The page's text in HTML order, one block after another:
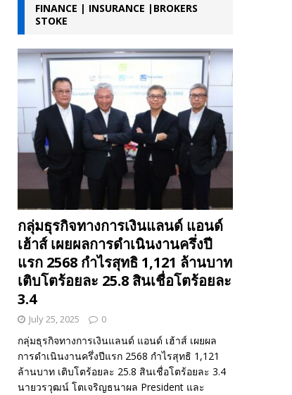
FINANCE | INSURANCE |BROKERS
STOKE
กลุ่มธุรกิจทางการเงินแลนด์ แอนด์
เฮ้าส์ เผยผลการดำเนินงานครึ่งปี
แรก 2568 กำไรสุทธิ 1,121 ล้านบาท
เติบโตร้อยละ 25.8 สินเชื่อโตร้อยละ
3.4
July 25, 2025 0
กลุ่มธุรกิจทางการเงินแลนด์ แอนด์ เฮ้าส์ เผยผล
การดำเนินงานครึ่งปีแรก 2568 กำไรสุทธิ 1,121
ล้านบาท เติบโตร้อยละ 25.8 สินเชื่อโตร้อยละ 3.4
นายวรวุฒน์ โตเจริญธนาผล President และ